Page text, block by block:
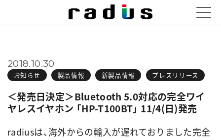
お知らせ 製品情報 新製品情報 プレスリリース
2018.10.30
＜発売日決定＞Bluetooth 5.0対応の完全ワイ
ヤレスイヤホン 「HP-T100BT」 11/4(日)発売
radiusは、海外からの輸入が遅れておりました完全